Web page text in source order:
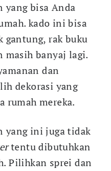
yang bisa Anda
kado ini bisa
gantung, rak buku
masih banyaj lagi.
dan
dekorasi yang
rumah mereka.
yang ini juga tidak
tentu dibutuhkan
Pilihkan sprei dan